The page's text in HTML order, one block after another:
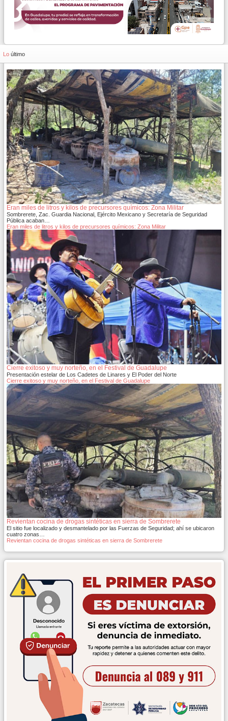
Lo último
Eran miles de litros y kilos de precursores químicos: Zona Militar
Sombrerete, Zac. Guardia Nacional, Ejército Mexicano y Secretaría de Seguridad
Pública acaban…
Eran miles de litros y kilos de precursores químicos: Zona Militar
Cierre exitoso y muy norteño, en el Festival de Guadalupe
Presentación estelar de Los Cadetes de Linares y El Poder del Norte
Cierre exitoso y muy norteño, en el Festival de Guadalupe
Revientan cocina de drogas sintéticas en sierra de Sombrerete
El sitio fue localizado y desmantelado por las Fuerzas de Seguridad; ahí se ubicaron
cuatro zonas…
Revientan cocina de drogas sintéticas en sierra de Sombrerete